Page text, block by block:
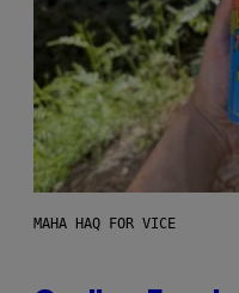
MAHA HAQ FOR VICE